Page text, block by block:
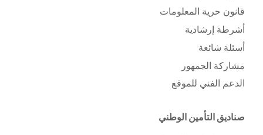
قانون حرية المعلومات
أشرطة إرشادية
أسئلة شائعة
مشاركة الجمهور
الدعم الفني للموقع
صناديق التأمين الوطني